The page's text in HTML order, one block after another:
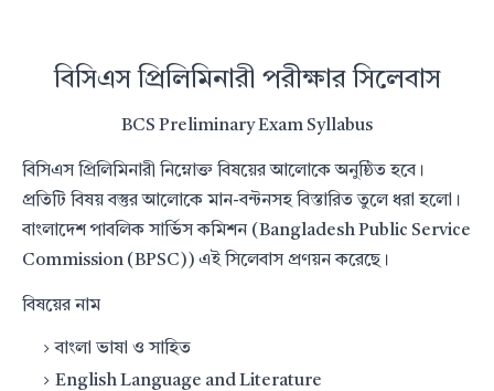
বিসিএস প্রিলিমিনারী পরীক্ষার সিলেবাস
BCS Preliminary Exam Syllabus
বিসিএস প্রিলিমিনারী নিম্নোক্ত বিষয়ের আলোকে অনুষ্ঠিত হবে।
প্রতিটি বিষয় বস্তুর আলোকে মান-বন্টনসহ বিস্তারিত তুলে ধরা হলো।
বাংলাদেশ পাবলিক সার্ভিস কমিশন (Bangladesh Public Service
Commission (BPSC)) এই সিলেবাস প্রণয়ন করেছে।
বিষয়ের নাম
বাংলা ভাষা ও সাহিত
English Language and Literature